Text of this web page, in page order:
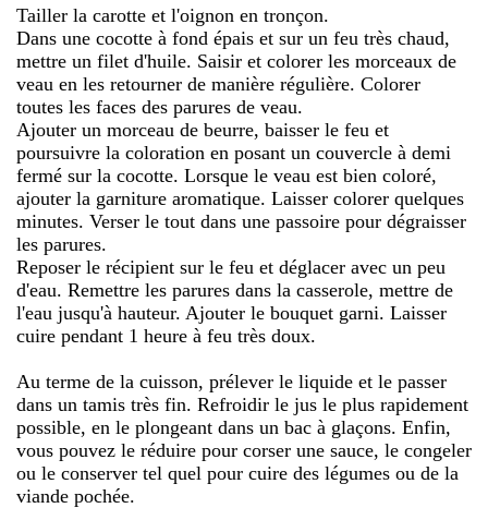
Tailler la carotte et l'oignon en tronçon.
Dans une cocotte à fond épais et sur un feu très chaud,
mettre un filet d'huile. Saisir et colorer les morceaux de
veau en les retourner de manière régulière. Colorer
toutes les faces des parures de veau.
Ajouter un morceau de beurre, baisser le feu et
poursuivre la coloration en posant un couvercle à demi
fermé sur la cocotte. Lorsque le veau est bien coloré,
ajouter la garniture aromatique. Laisser colorer quelques
minutes. Verser le tout dans une passoire pour dégraisser
les parures.
Reposer le récipient sur le feu et déglacer avec un peu
d'eau. Remettre les parures dans la casserole, mettre de
l'eau jusqu'à hauteur. Ajouter le bouquet garni. Laisser
cuire pendant 1 heure à feu très doux.
Au terme de la cuisson, prélever le liquide et le passer
dans un tamis très fin. Refroidir le jus le plus rapidement
possible, en le plongeant dans un bac à glaçons. Enfin,
vous pouvez le réduire pour corser une sauce, le congeler
ou le conserver tel quel pour cuire des légumes ou de la
viande pochée.